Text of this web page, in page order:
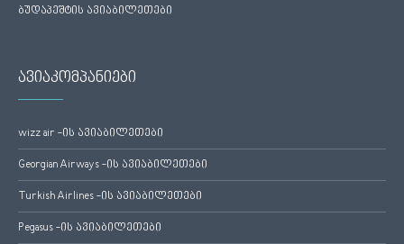
ბუდაპეშტის ავიაბილეთები
ავიაკომპანიები
wizz air -ის ავიაბილეთები
Georgian Airways -ის ავიაბილეთები
Turkish Airlines -ის ავიაბილეთები
Pegasus -ის ავიაბილეთები